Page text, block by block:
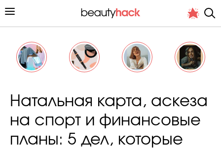
Натальная карта, аскеза
на спорт и финансовые
планы: 5 дел, которые